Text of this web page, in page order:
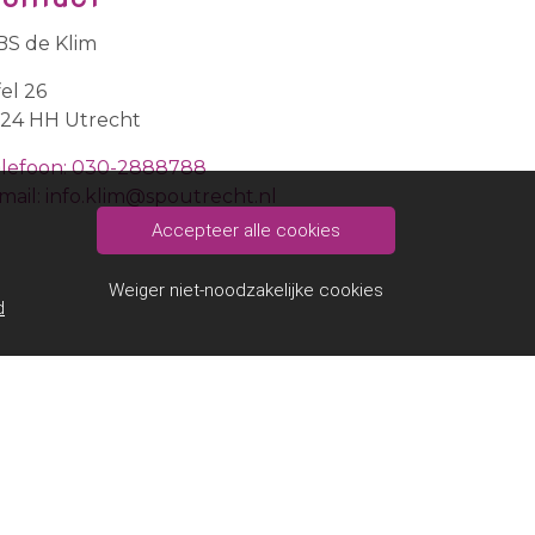
de Klim
26
HH Utrecht
030-2888788
info.klim@spoutrecht.nl
Accepteer alle cookies
Weiger niet-noodzakelijke cookies